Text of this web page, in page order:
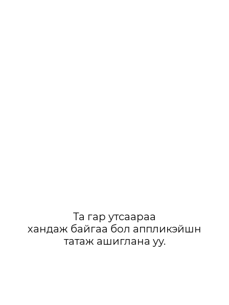
Та гар утсаараа
хандаж байгаа бол аппликэйшн
татаж ашиглана уу.